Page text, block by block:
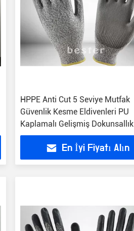
HPPE Anti Cut 5 Seviye Mutfak
Güvenlik Kesme Eldivenleri PU
Kaplamalı Gelişmiş Dokunsallık
En İyi Fiyatı Alın